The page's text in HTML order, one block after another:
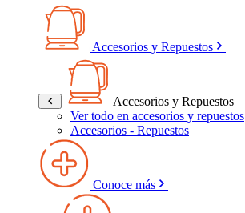
Accesorios y Repuestos
Accesorios y Repuestos
Ver todo en accesorios y repuestos
Accesorios - Repuestos
Conoce más